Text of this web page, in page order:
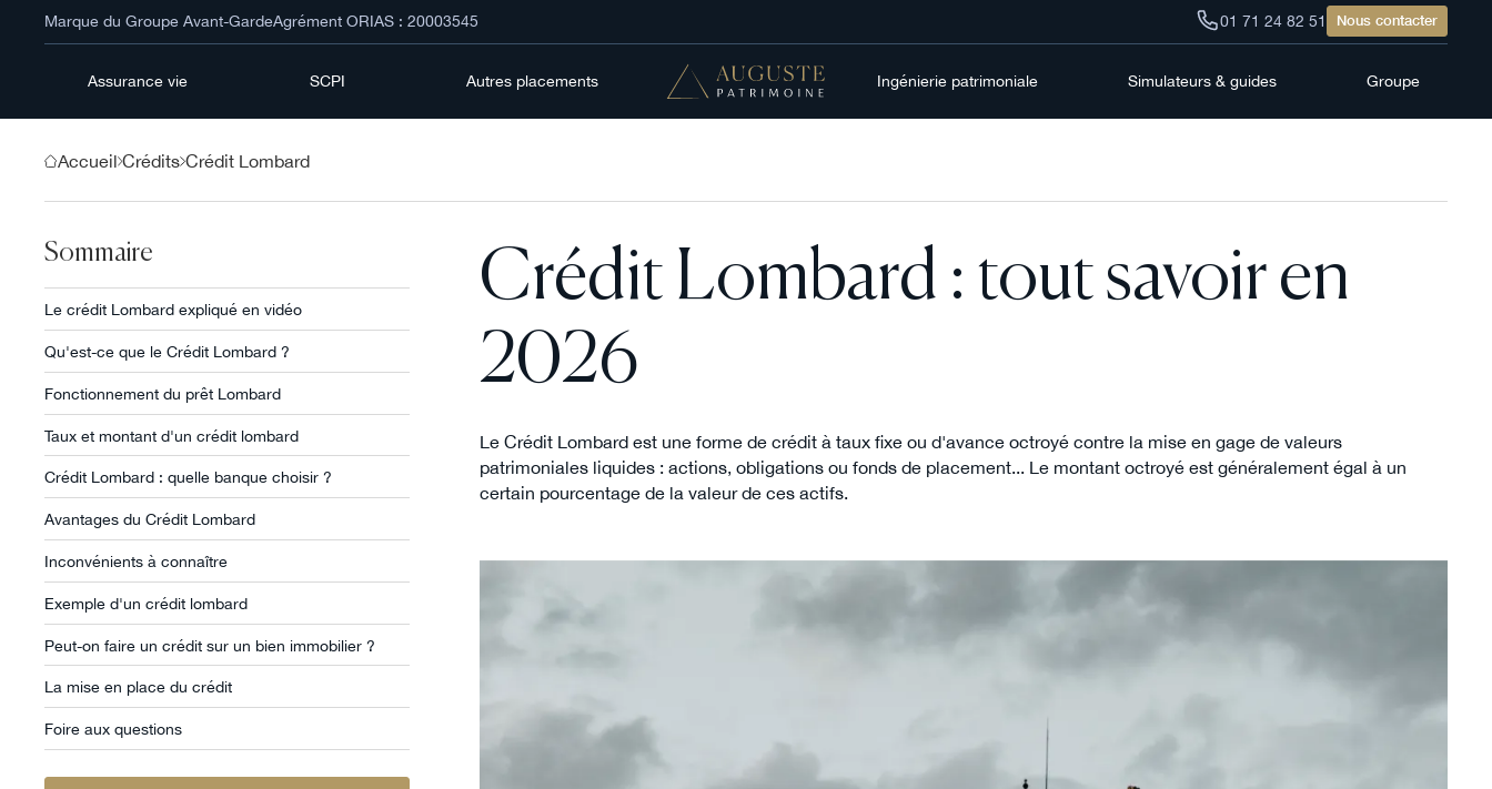
Marque du Groupe Avant-GardeAgrément ORIAS : 20003545 01 71 24 82 51 Nous contacter
Assurance vie SCPI Autres placements Ingénierie patrimoniale Simulateurs & guides Groupe
Accueil Crédits Crédit Lombard
Crédit Lombard : tout savoir en
2026
Le Crédit Lombard est une forme de crédit à taux fixe ou d'avance octroyé contre la mise en gage de valeurs
patrimoniales liquides : actions, obligations ou fonds de placement... Le montant octroyé est généralement égal à un
certain pourcentage de la valeur de ces actifs.
Sommaire
Le crédit Lombard expliqué en vidéo
Qu'est-ce que le Crédit Lombard ?
Fonctionnement du prêt Lombard
Taux et montant d'un crédit lombard
Crédit Lombard : quelle banque choisir ?
Avantages du Crédit Lombard
Inconvénients à connaître
Exemple d'un crédit lombard
Peut-on faire un crédit sur un bien immobilier ?
La mise en place du crédit
Foire aux questions